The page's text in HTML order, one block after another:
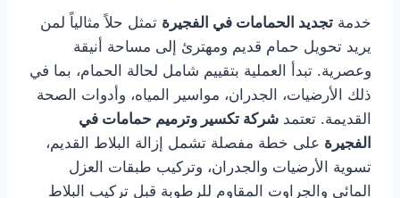
خدمة تجديد الحمامات في الفجيرة تمثل حلاً مثالياً لمن
يريد تحويل حمام قديم ومهترئ إلى مساحة أنيقة
وعصرية. تبدأ العملية بتقييم شامل لحالة الحمام، بما في
ذلك الأرضيات، الجدران، مواسير المياه، وأدوات الصحة
القديمة. تعتمد شركة تكسير وترميم حمامات في
الفجيرة على خطة مفصلة تشمل إزالة البلاط القديم،
تسوية الأرضيات والجدران، وتركيب طبقات العزل
المائي والجراوت المقاوم للرطوبة قبل تركيب البلاط